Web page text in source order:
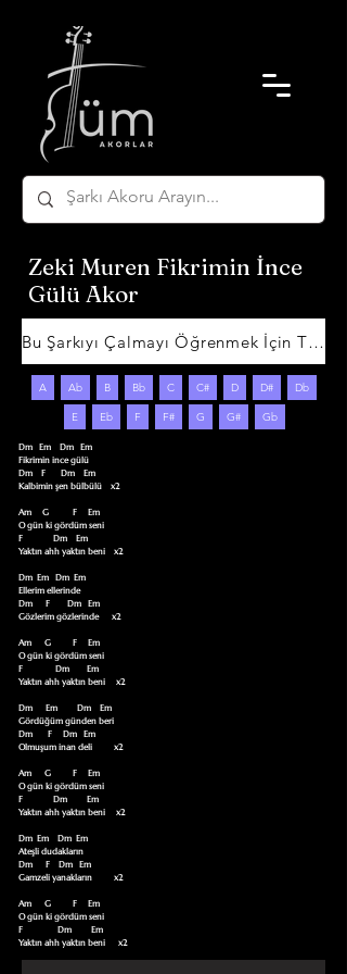
Zeki Muren Fikrimin İnce
Gülü Akor
Bu Şarkıyı Çalmayı Öğrenmek İçin Tıklayın
A Ab B Bb C C# D D# Db
E Eb F F# G G# Gb
Dm   Em    Dm   Em
Fikrimin ince gülü
Dm    F       Dm    Em
Kalbimin şen bülbülü    x2
Am     G           F     Em
O gün ki gördüm seni
F              Dm    Em
Yaktın ahh yaktın beni    x2
Dm  Em   Dm  Em
Ellerim ellerinde
Dm      F        Dm   Em
Gözlerim gözlerinde      x2
Am      G          F     Em
O gün ki gördüm seni
F               Dm        Em
Yaktın ahh yaktın beni     x2
Dm      Em         Dm    Em
Gördüğüm günden beri
Dm       F     Dm   Em
Olmuşum inan deli          x2
Am      G          F     Em
O gün ki gördüm seni
F              Dm         Em
Yaktın ahh yaktın beni     x2
Dm  Em    Dm  Em
Ateşli dudakların
Dm      F    Dm   Em
Gamzeli yanakların          x2
Am      G          F     Em
O gün ki gördüm seni
F                Dm         Em
Yaktın ahh yaktın beni      x2